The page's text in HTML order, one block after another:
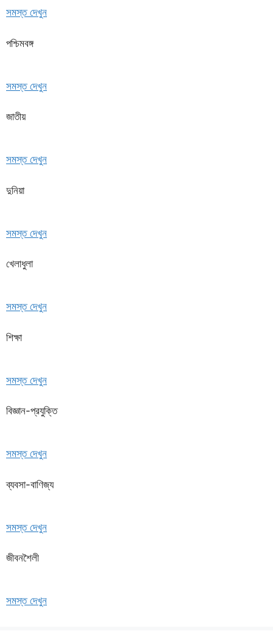
সমস্ত দেখুন
পশ্চিমবঙ্গ
সমস্ত দেখুন
জাতীয়
সমস্ত দেখুন
দুনিয়া
সমস্ত দেখুন
খেলাধুলা
সমস্ত দেখুন
শিক্ষা
সমস্ত দেখুন
বিজ্ঞান-প্রযুক্তি
সমস্ত দেখুন
ব্যবসা-বাণিজ্য
সমস্ত দেখুন
জীবনশৈলী
সমস্ত দেখুন